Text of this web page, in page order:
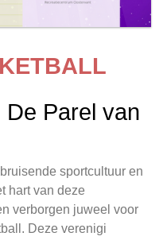
Parel van
sportcultuur en
hart van deze
verborgen juweel voor
Deze verenigi